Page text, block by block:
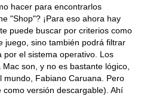
hacer para encontrarlos
"Shop"? ¡Para eso ahora hay
puede buscar por criterios como
juego, sino también podrá filtrar
por el sistema operativo. Los
son, y no es bastante lógico,
mundo, Fabiano Caruana. Pero
versión descargable). Ahí